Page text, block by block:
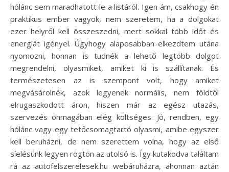
hólánc sem maradhatott le a listáról. Igen ám, csakhogy én
praktikus ember vagyok, nem szeretem, ha a dolgokat
ezer helyről kell összeszedni, mert sokkal több időt és
energiát igényel. Úgyhogy alaposabban elkezdtem utána
nyomozni, honnan is tudnék a lehető legtöbb dolgot
megrendelni, olyasmiket, amiket ki is szállítanak. És
természetesen az is szempont volt, hogy amiket
megvásárolnék, azok legyenek normális, nem földtől
elrugaszkodott áron, hiszen már az egész utazás,
szervezés önmagában elég költséges. Jó, rendben, egy
hólánc vagy egy tetőcsomagtartó olyasmi, amibe egyszer
kell beruházni, de nem szerettem volna, hogy az első
síelésünk legyen rögtön az utolsó is. Így kutakodva találtam
rá az autofelszerelesek.hu webáruházra, ahonnan aztán